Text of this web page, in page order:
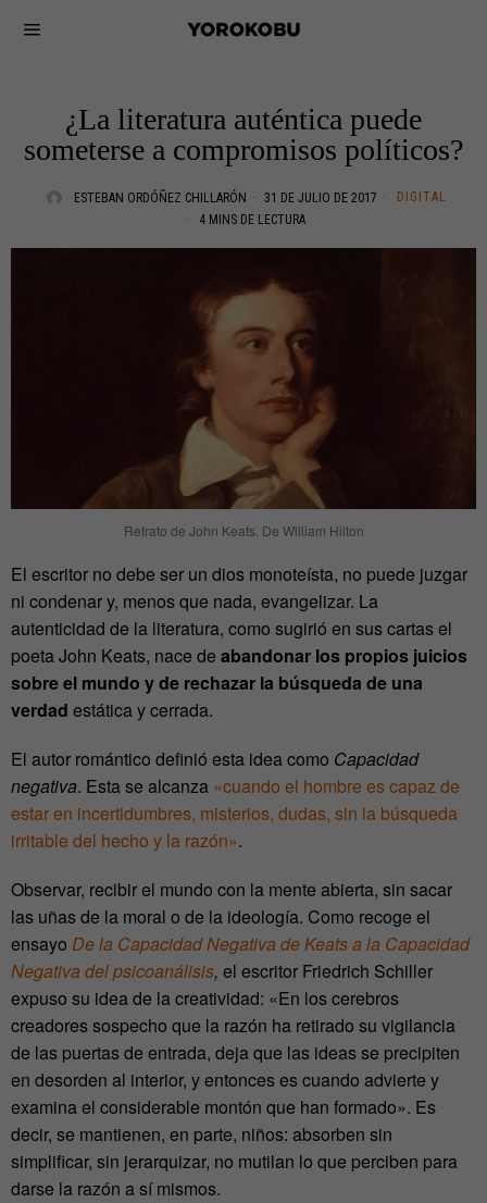
¿La literatura auténtica puede
someterse a compromisos políticos?
ESTEBAN ORDÓÑEZ CHILLARÓN 31 DE JULIO DE 2017
DIGITAL
4 MINS DE LECTURA
Retrato de John Keats. De William Hilton
El escritor no debe ser un dios monoteísta, no puede juzgar
ni condenar y, menos que nada, evangelizar. La
autenticidad de la literatura, como sugirió en sus cartas el
poeta John Keats, nace de abandonar los propios juicios
sobre el mundo y de rechazar la búsqueda de una
verdad estática y cerrada.
El autor romántico definió esta idea como Capacidad
negativa. Esta se alcanza «cuando el hombre es capaz de
estar en incertidumbres, misterios, dudas, sin la búsqueda
irritable del hecho y la razón».
Observar, recibir el mundo con la mente abierta, sin sacar
las uñas de la moral o de la ideología. Como recoge el
ensayo De la Capacidad Negativa de Keats a la Capacidad
Negativa del psicoanálisis, el escritor Friedrich Schiller
expuso su idea de la creatividad: «En los cerebros
creadores sospecho que la razón ha retirado su vigilancia
de las puertas de entrada, deja que las ideas se precipiten
en desorden al interior, y entonces es cuando advierte y
examina el considerable montón que han formado». Es
decir, se mantienen, en parte, niños: absorben sin
simplificar, sin jerarquizar, no mutilan lo que perciben para
darse la razón a sí mismos.